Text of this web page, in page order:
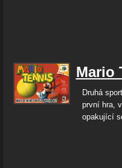
Mario
Druhá
první hra,
opakující